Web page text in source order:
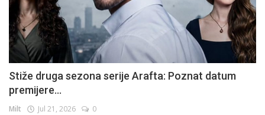
Stiže druga sezona serije Arafta: Poznat datum
premijere...
Milt Jul 21, 2026 0